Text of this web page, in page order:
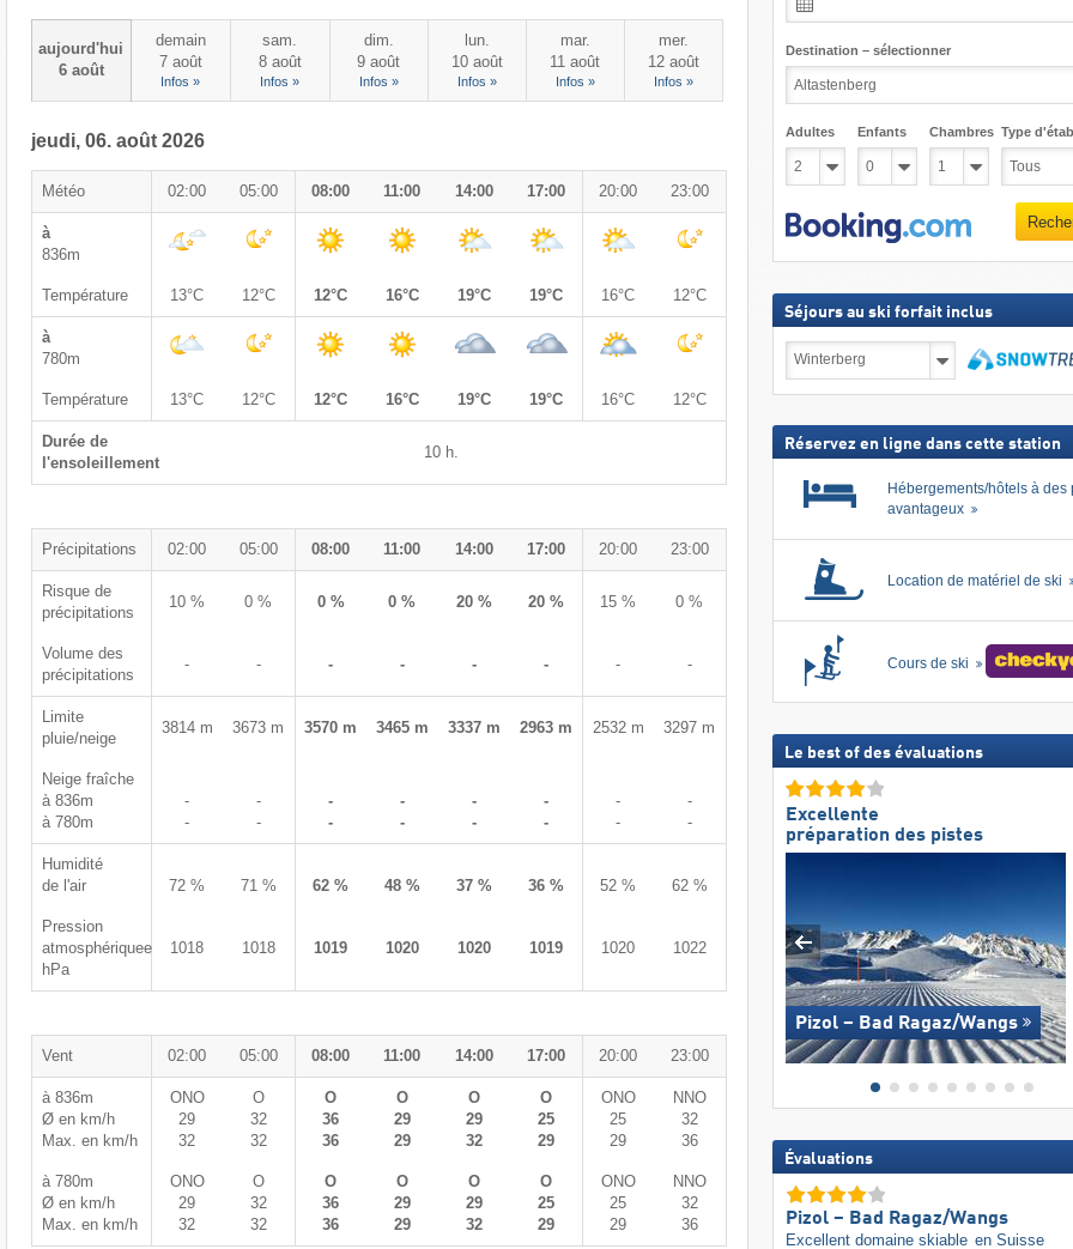
aujourd'hui
6 août
demain
7 août
Infos »
sam.
8 août
Infos »
dim.
9 août
Infos »
lun.
10 août
Infos »
mar.
11 août
Infos »
mer.
12 août
Infos »
jeudi, 06. août 2026
Météo 02:00 05:00 08:00 11:00 14:00 17:00 20:00 23:00
à
836m
Température 13°C 12°C 12°C 16°C 19°C 19°C 16°C 12°C
à
780m
Température 13°C 12°C 12°C 16°C 19°C 19°C 16°C 12°C
Durée de
l'ensoleillement
10 h.
Précipitations 02:00 05:00 08:00 11:00 14:00 17:00 20:00 23:00
Risque de
précipitations
10 % 0 % 0 % 0 % 20 % 20 % 15 % 0 %
Volume des
précipitations
- - - - - - - -
Limite
pluie/neige
3814 m 3673 m 3570 m 3465 m 3337 m 2963 m 2532 m 3297 m
Neige fraîche
à 836m
à 780m
-
-
-
-
-
-
-
-
-
-
-
-
-
-
-
-
Humidité
de l'air
72 % 71 % 62 % 48 % 37 % 36 % 52 % 62 %
Pression
atmosphériquee
hPa
1018 1018 1019 1020 1020 1019 1020 1022
Vent 02:00 05:00 08:00 11:00 14:00 17:00 20:00 23:00
à 836m
Ø en km/h
Max. en km/h
ONO
29
32
O
32
32
O
36
36
O
29
29
O
29
32
O
25
29
ONO
25
29
NNO
32
36
à 780m
Ø en km/h
Max. en km/h
ONO
29
32
O
32
32
O
36
36
O
29
29
O
29
32
O
25
29
ONO
25
29
NNO
32
36
Destination – sélectionner
Adultes Enfants Chambres Type
Séjours au ski forfait inclus
au
Réservez en ligne dans cette station
Hébergements/hôtels à des
avantageux
Location de matériel de ski
Cours de ski
Le best of des évaluations
Excellente
préparation des pistes
Pizol – Bad Ragaz/​Wangs
Évaluations
Pizol – Bad Ragaz/​Wangs
Excellent domaine skiable en Suisse